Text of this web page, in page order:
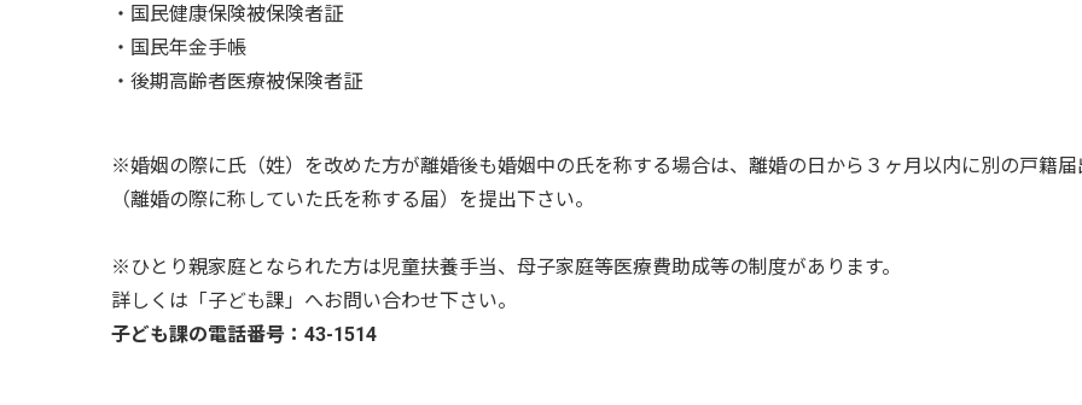
・国民健康保険被保険者証
・国民年金手帳
・後期高齢者医療被保険者証
※婚姻の際に氏（姓）を改めた方が離婚後も婚姻中の氏を称する場合は、離婚の日から３ヶ月以内に別の戸籍届
（離婚の際に称していた氏を称する届）を提出下さい。
※ひとり親家庭となられた方は児童扶養手当、母子家庭等医療費助成等の制度があります。
詳しくは「子ども課」へお問い合わせ下さい。
子ども課の電話番号：43-1514